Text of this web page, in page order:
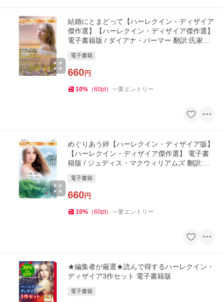
結婚にとまどって【ハーレクイン・ディザイア
傑作選】【ハーレクイン・ディザイア傑作選】
電子書籍版 / ダイアナ・パーマー 翻訳:氏家真
電子書籍
660円
10% （60pt） 要エントリー
めぐりあう絆【ハーレクイン・ディザイア版】
【ハーレクイン・ディザイア傑作選】 電子書
籍版 / ジュディス・マクウィリアムズ 翻訳:山
電子書籍
660円
10% （60pt） 要エントリー
★編集者が厳選★読んで得するハーレクイン・
ディザイア3作セット 電子書籍版
電子書籍